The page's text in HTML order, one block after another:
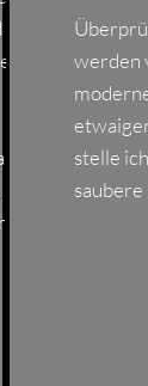
werden
stelle